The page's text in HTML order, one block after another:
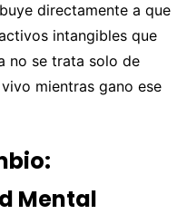
directamente a que
intangibles que
no se trata solo de
mientras gano ese
Mental